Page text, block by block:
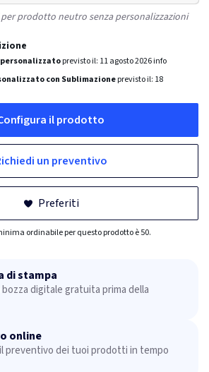
per prodotto neutro senza personalizzazioni
personalizzatoprevisto il: 11 agosto 2026info
con Sublimazioneprevisto il: 18
il prodotto
un preventivo
Preferiti
ordinabile per questo prodotto è 50.
di stampa
bozza digitale gratuita prima della
online
preventivo dei tuoi prodotti in tempo